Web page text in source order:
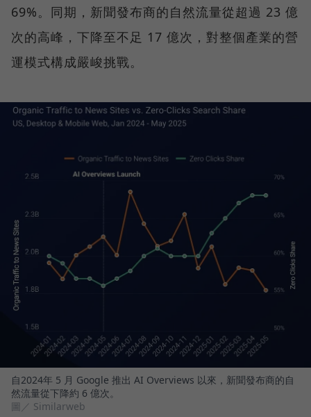
69%。同期，新聞發布商的自然流量從超過 23 億
次的高峰，下降至不足 17 億次，對整個產業的營
運模式構成嚴峻挑戰。
自2024年 5 月 Google 推出 AI Overviews 以來，新聞發布商的自
然流量從下降約 6 億次。
圖／ Similarweb